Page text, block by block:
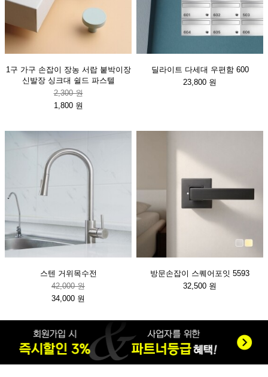
1구 가구 손잡이 장농 서랍 붙박이장
신발장 싱크대 쉴드 파스텔
2,300 원
1,800 원
딜라이트 다세대 우편함 600
23,800 원
스텐 거위목수전
42,000 원
34,000 원
방문손잡이 스퀘어포잇 5593
32,500 원